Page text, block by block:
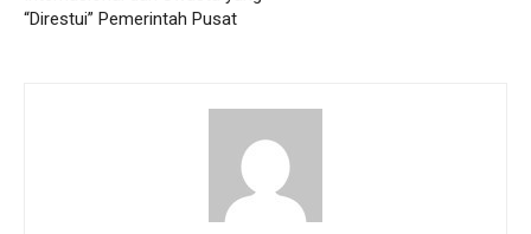
“Direstui” Pemerintah Pusat